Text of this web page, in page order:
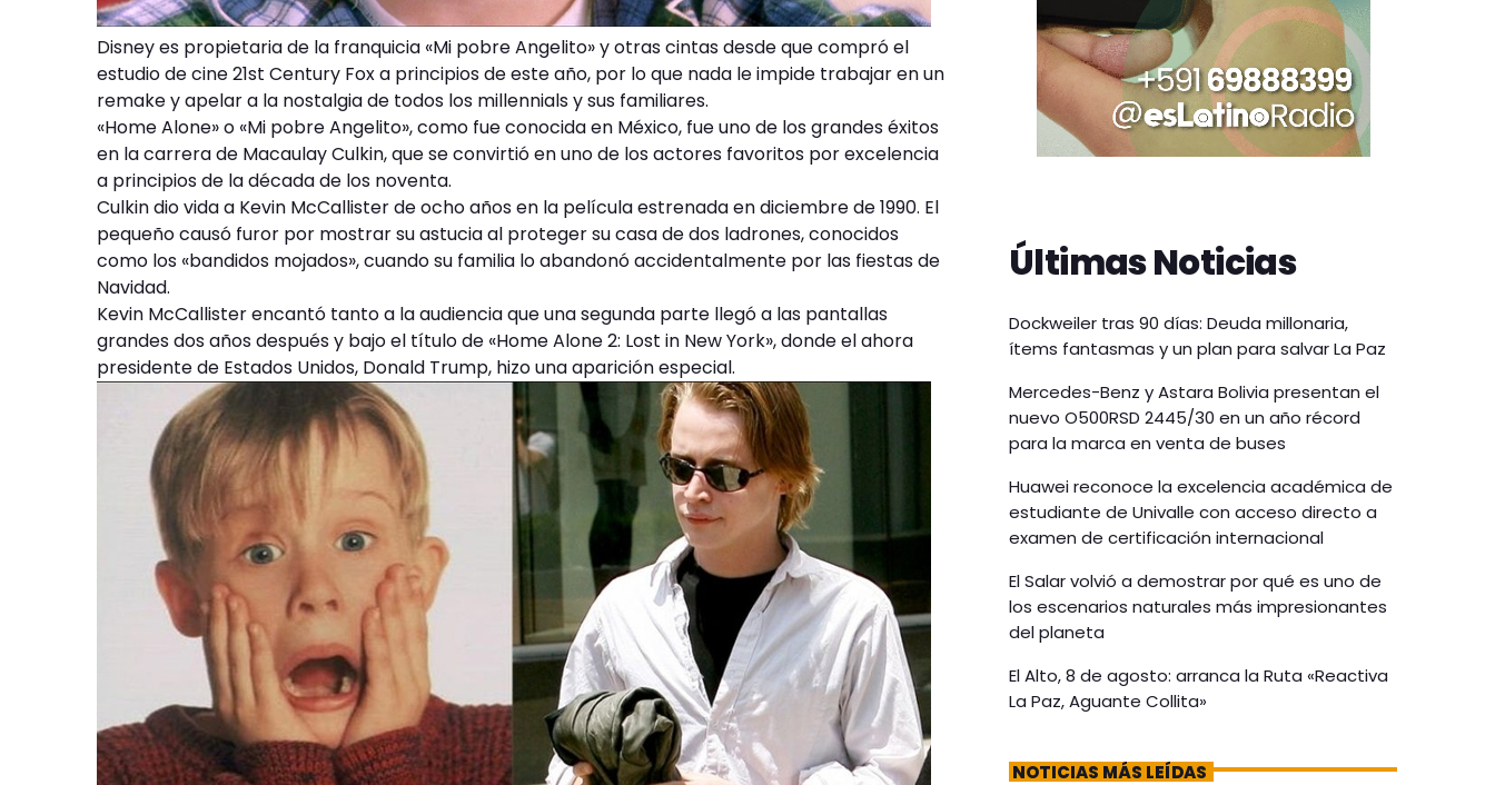
Disney es propietaria de la franquicia «Mi pobre Angelito» y otras cintas desde que compró el
estudio de cine 21st Century Fox a principios de este año, por lo que nada le impide trabajar en un
remake y apelar a la nostalgia de todos los millennials y sus familiares.
«Home Alone» o «Mi pobre Angelito», como fue conocida en México, fue uno de los grandes éxitos
en la carrera de Macaulay Culkin, que se convirtió en uno de los actores favoritos por excelencia
a principios de la década de los noventa.
Culkin dio vida a Kevin McCallister de ocho años en la película estrenada en diciembre de 1990. El
pequeño causó furor por mostrar su astucia al proteger su casa de dos ladrones, conocidos
como los «bandidos mojados», cuando su familia lo abandonó accidentalmente por las fiestas de
Navidad.
Kevin McCallister encantó tanto a la audiencia que una segunda parte llegó a las pantallas
grandes dos años después y bajo el título de «Home Alone 2: Lost in New York», donde el ahora
presidente de Estados Unidos, Donald Trump, hizo una aparición especial.
Últimas Noticias
Dockweiler tras 90 días: Deuda millonaria,
ítems fantasmas y un plan para salvar La Paz
Mercedes-Benz y Astara Bolivia presentan el
nuevo O500RSD 2445/30 en un año récord
para la marca en venta de buses
Huawei reconoce la excelencia académica de
estudiante de Univalle con acceso directo a
examen de certificación internacional
El Salar volvió a demostrar por qué es uno de
los escenarios naturales más impresionantes
del planeta
El Alto, 8 de agosto: arranca la Ruta «Reactiva
La Paz, Aguante Collita»
NOTICIAS MÁS LEÍDAS